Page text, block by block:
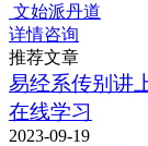
文始派丹道
详情咨询
推荐文章
易经系传别讲
在线学习
2023-09-19